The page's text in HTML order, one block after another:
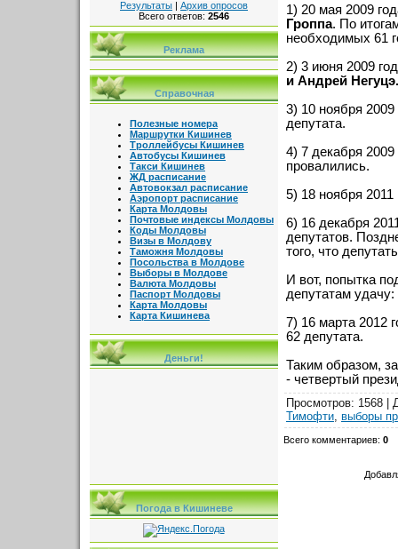
Результаты | Архив опросов
Всего ответов: 2546
Реклама
Справочная
Полезные номера
Маршрутки Кишинев
Троллейбусы Кишинев
Автобусы Кишинев
Такси Кишинев
ЖД расписание
Автовокзал расписание
Аэропорт расписание
Карта Молдовы
Почтовые индексы Молдовы
Коды Молдовы
Визы в Молдову
Таможня Молдовы
Посольства в Молдове
Выборы в Молдове
Валюта Молдовы
Паспорт Молдовы
Карта Молдовы
Карта Кишинева
Деньги!
Погода в Кишиневе
1) 20 мая 2009
Гроппа. По
необходимых 61
2) 3 июня 2009
и Андрей Негуцэ.
3) 10 ноября
депутата.
4) 7 декабря
провалились.
5) 18 ноября
6) 16 декабря
депутатов.
того, что
И вот, попытка
депутатам удачу:
7) 16 марта 2012
62 депутата.
Таким образом,
- четвертый
Просмотров: 1568 |
Тимофти выборы
Всего комментариев: 0